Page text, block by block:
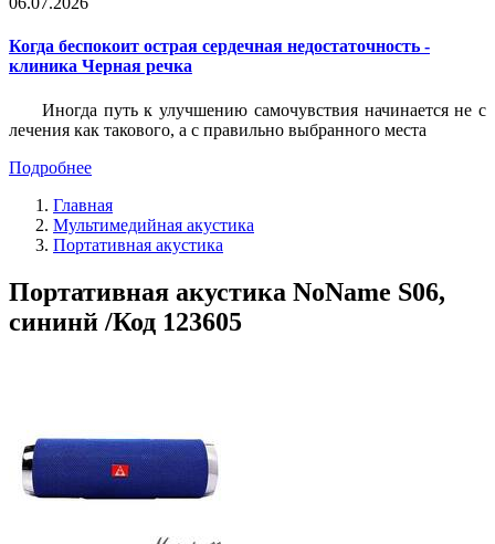
Когда беспокоит острая сердечная недостаточность -
клиника Черная речка
Иногда путь к улучшению самочувствия начинается не с
лечения как такового, а с правильно выбранного места
Подробнее
Главная
Мультимедийная акустика
Портативная акустика
Портативная акустика NoName S06,
сининй /Код 123605